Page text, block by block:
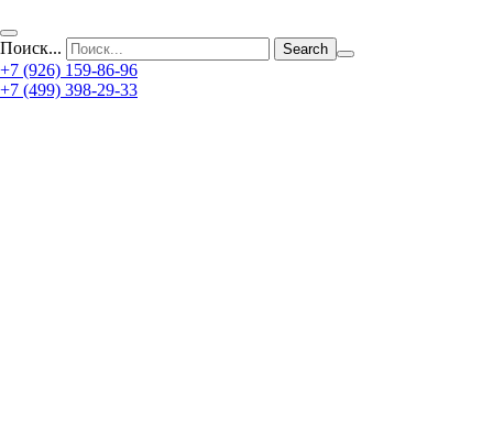
Поиск...
+7 (926) 159-86-96
+7 (499) 398-29-33